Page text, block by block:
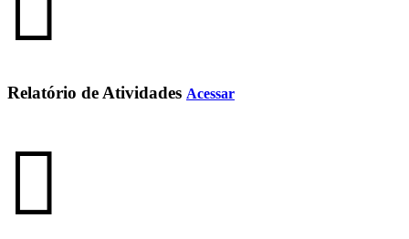
Relatório de Atividades Acessar